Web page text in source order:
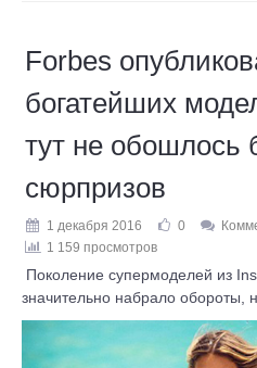
Forbes
богатейших
тут не обошлось
сюрпризов
1 декабря 2016 0
1 159 просмотров
Поколение супермоделей из
значительно набрало обороты,